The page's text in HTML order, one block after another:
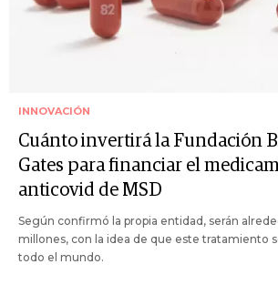
INNOVACIÓN
Cuánto invertirá la Fundación
Gates para financiar el
anticovid de MSD
Según confirmó la propia entidad, serán
millones, con la idea de que este tratamiento
todo el mundo.